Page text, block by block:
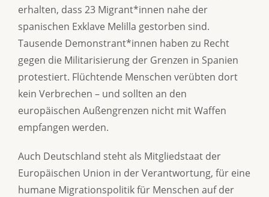
erhalten, dass 23 Migrant*innen nahe der
spanischen Exklave Melilla gestorben sind.
Tausende Demonstrant*innen haben zu Recht
gegen die Militarisierung der Grenzen in Spanien
protestiert. Flüchtende Menschen verübten dort
kein Verbrechen – und sollten an den
europäischen Außengrenzen nicht mit Waffen
empfangen werden.
Auch Deutschland steht als Mitgliedstaat der
Europäischen Union in der Verantwortung, für eine
humane Migrationspolitik für Menschen auf der